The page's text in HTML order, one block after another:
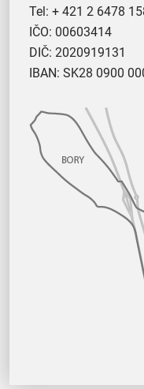
Tel: + 421 2 6478
IČO: 00603414
DIČ: 2020919131
IBAN: SK28 0900